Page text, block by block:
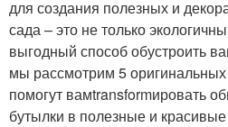
для создания полезных и
сада – это не только
выгодный способ обустроить
мы рассмотрим 5
помогут вамtransformировать
бутылки в полезные и